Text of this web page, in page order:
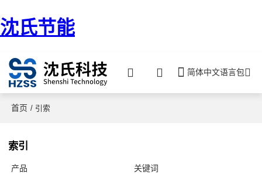
沈氏节能
简体中文语言包
首页 / 引索
索引
产品
关键词